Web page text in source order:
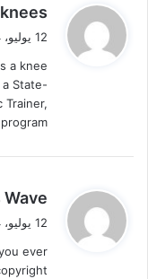
ي
ق
ل
12 يوليو، 2024 الساعة 12:08 ص
a knee
State-
Trainer,
ي
ق
ل
12 يوليو، 2024 الساعة 1:58 م
ever